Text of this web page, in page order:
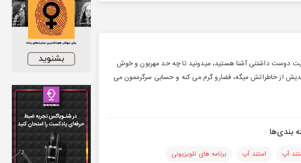
دوست داشتنی آشنا هستید، میدونید تا چه حد مهربون و خوش
از خاطراتش میگه، فضارو گرم می کنه و حسابی سرگرممون می
بندی‌ها
آپ استند آپ برنامه های تلویزیونی